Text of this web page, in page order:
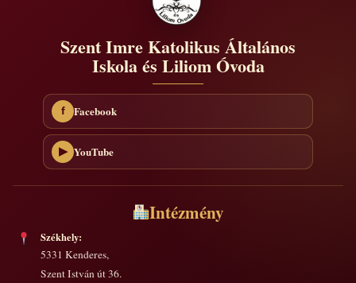
Szent Imre Katolikus Általános
Iskola és Liliom Óvoda
f Facebook
▶ YouTube
Intézmény
Székhely:
5331 Kenderes,
Szent István út 36.